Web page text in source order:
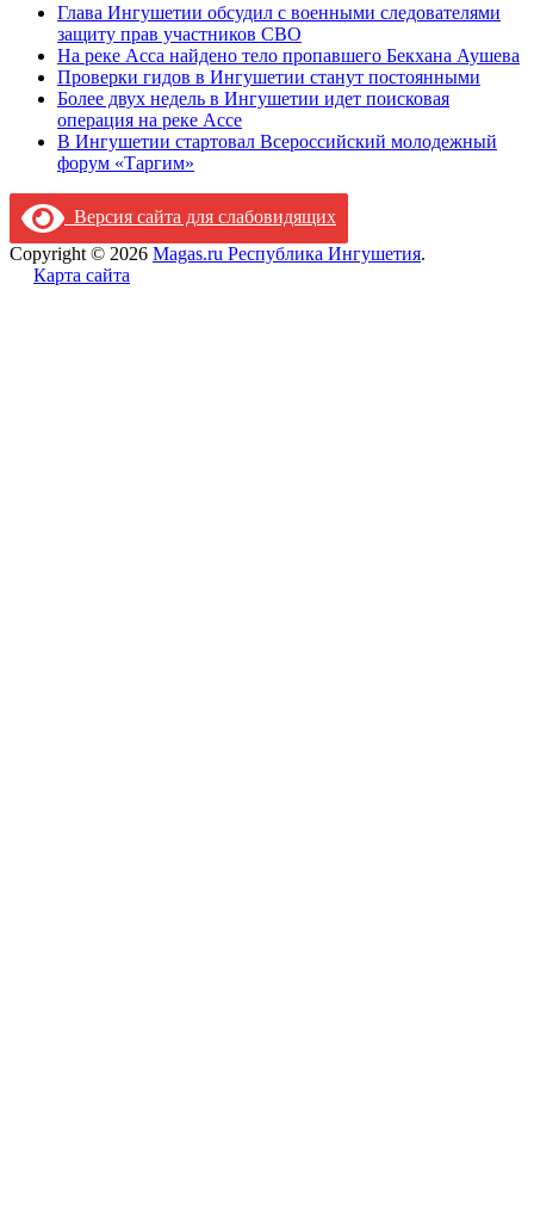
Глава Ингушетии обсудил с военными следователями
защиту прав участников СВО
На реке Асса найдено тело пропавшего Бекхана Аушева
Проверки гидов в Ингушетии станут постоянными
Более двух недель в Ингушетии идет поисковая
операция на реке Ассе
В Ингушетии стартовал Всероссийский молодежный
форум «Таргим»
Версия сайта для слабовидящих
Copyright © 2026 Magas.ru Республика Ингушетия.
Карта сайта